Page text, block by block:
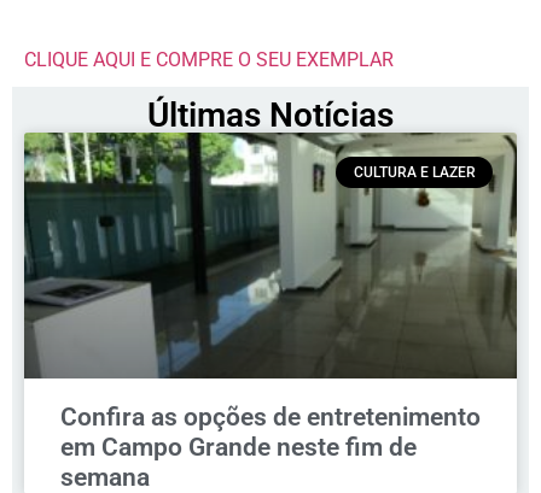
CLIQUE AQUI E COMPRE O SEU EXEMPLAR
Últimas Notícias
CULTURA E LAZER
Confira as opções de entretenimento
em Campo Grande neste fim de
semana